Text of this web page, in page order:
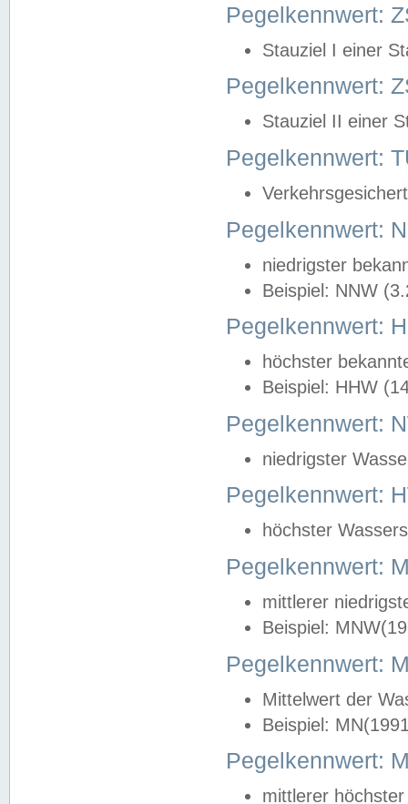
Pegelkennwert:
Stauziel I einer
Pegelkennwert:
Stauziel II einer
Pegelkennwert:
Pegelkennwert:
niedrigster
Beispiel: NNW
Pegelkennwert:
höchster
Beispiel: HHW
Pegelkennwert:
niedrigster
Pegelkennwert:
höchster
Pegelkennwert:
mittlerer
Beispiel:
Pegelkennwert:
Mittelwert der
Beispiel:
Pegelkennwert:
mittlerer